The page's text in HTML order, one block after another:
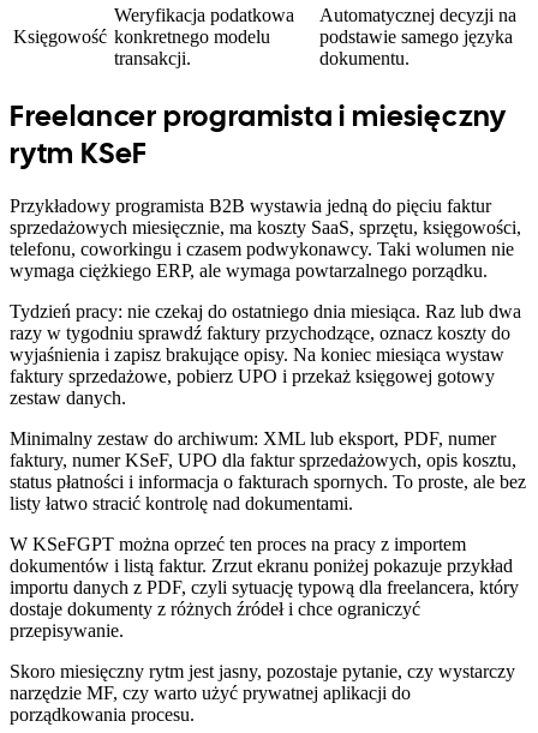
Księgowość
Weryfikacja podatkowa
konkretnego modelu
transakcji.
Automatycznej decyzji na
podstawie samego języka
dokumentu.
Freelancer programista i miesięczny
rytm KSeF
Przykładowy programista B2B wystawia jedną do pięciu faktur
sprzedażowych miesięcznie, ma koszty SaaS, sprzętu, księgowości,
telefonu, coworkingu i czasem podwykonawcy. Taki wolumen nie
wymaga ciężkiego ERP, ale wymaga powtarzalnego porządku.
Tydzień pracy: nie czekaj do ostatniego dnia miesiąca. Raz lub dwa
razy w tygodniu sprawdź faktury przychodzące, oznacz koszty do
wyjaśnienia i zapisz brakujące opisy. Na koniec miesiąca wystaw
faktury sprzedażowe, pobierz UPO i przekaż księgowej gotowy
zestaw danych.
Minimalny zestaw do archiwum: XML lub eksport, PDF, numer
faktury, numer KSeF, UPO dla faktur sprzedażowych, opis kosztu,
status płatności i informacja o fakturach spornych. To proste, ale bez
listy łatwo stracić kontrolę nad dokumentami.
W KSeFGPT można oprzeć ten proces na pracy z importem
dokumentów i listą faktur. Zrzut ekranu poniżej pokazuje przykład
importu danych z PDF, czyli sytuację typową dla freelancera, który
dostaje dokumenty z różnych źródeł i chce ograniczyć
przepisywanie.
Skoro miesięczny rytm jest jasny, pozostaje pytanie, czy wystarczy
narzędzie MF, czy warto użyć prywatnej aplikacji do
porządkowania procesu.